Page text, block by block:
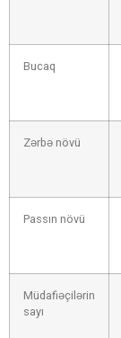
Bucaq
Zərbə növü
Passın növü
Müdafiəçilərin
sayı